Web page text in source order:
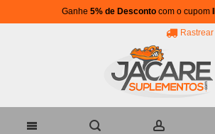
Ganhe 5% de Desconto com o cupom